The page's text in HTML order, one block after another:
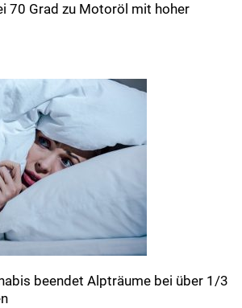
70 Grad zu Motoröl mit hoher
beendet Alpträume bei über 1/3